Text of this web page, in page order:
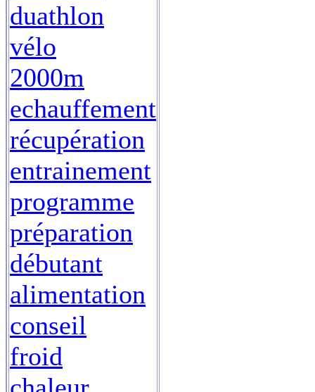
duathlon
vélo
2000m
echauffement
récupération
entrainement
programme
préparation
débutant
alimentation
conseil
froid